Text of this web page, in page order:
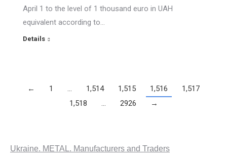
April 1 to the level of 1 thousand euro in UAH
equivalent according to…
Details
← 1 … 1,514 1,515 1,516
1,517
1,518
… 2926 →
Ukraine. METAL. Manufacturers and Traders